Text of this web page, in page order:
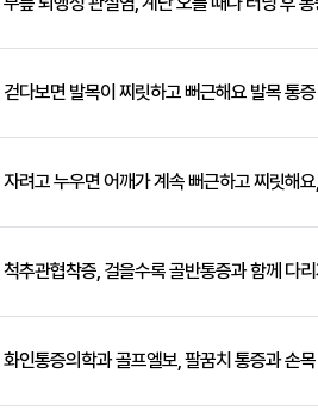
걷다보면 발목이 찌릿하고 뻐근해요 발목 통
자려고 누우면 어깨가 계속 뻐근하고 찌릿해
척추관협착증, 걸을수록 골반통증과 함께 다
화인통증의학과 골프엘보, 팔꿈치 통증과 손